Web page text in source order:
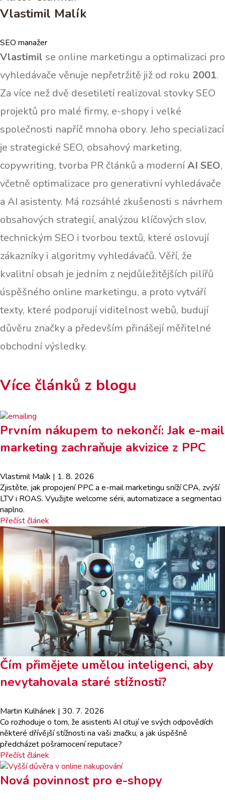
Vlastimil Malík
SEO manažer
Vlastimil se online marketingu a optimalizaci pro
vyhledávače věnuje nepřetržitě již od roku 2001.
Za více než dvě desetiletí realizoval stovky SEO
projektů pro malé firmy, e-shopy i velké
společnosti napříč mnoha obory. Jeho specializací
je strategické SEO, obsahový marketing,
copywriting, tvorba PR článků a moderníAI SEO,
včetně optimalizace pro generativní vyhledávače
a AI asistenty. Má rozsáhlé zkušenosti s návrhem
obsahových strategií, analýzou klíčových slov,
technickým SEO i tvorbou textů, které oslovují
zákazníky i algoritmy vyhledávačů. Věří, že
kvalitní obsah je jedním z nejdůležitějších pilířů
úspěšného online marketingu, a proto vytváří
texty, které podporují viditelnost webů, budují
důvěru značky a především přinášejí měřitelné
obchodní výsledky.
Více článků z blogu
Prvním nákupem to nekončí: Jak e-mail
marketing zachraňuje akvizice z PPC
Vlastimil Malík | 1. 8. 2026
Zjistěte, jak propojení PPC a e-mail marketingu sníží CPA, zvýší
LTV i ROAS. Využijte welcome sérii, automatizace a segmentaci
naplno.
Přečíst článek
Čím přimějete umělou inteligenci, aby
nevytahovala staré stížnosti?
Martin Kulhánek | 30. 7. 2026
Co rozhoduje o tom, že asistenti AI citují ve svých odpovědích
některé dřívější stížnosti na vaši značku, a jak úspěšně
předcházet pošramocení reputace?
Přečíst článek
Nová povinnost pro e-shopy